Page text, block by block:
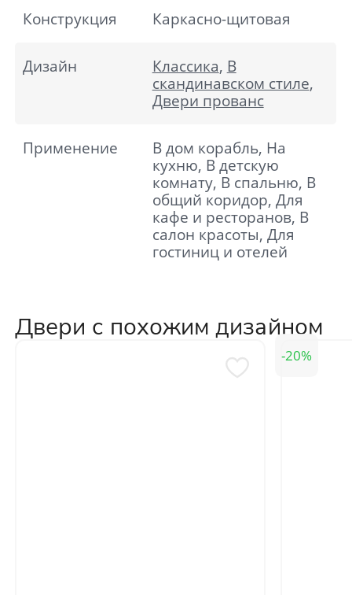
Конструкция Каркасно-щитовая
Дизайн Классика, В
скандинавском стиле,
Двери прованс
Применение
В дом корабль, На
кухню, В детскую
комнату, В спальню, В
общий коридор, Для
кафе и ресторанов, В
салон красоты, Для
гостиниц и отелей
Двери с похожим дизайном
20